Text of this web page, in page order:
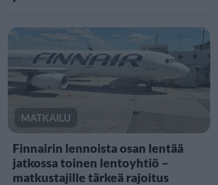
MATKAILU
Finnairin lennoista osan lentää
jatkossa toinen lentoyhtiö –
matkustajille tärkeä rajoitus